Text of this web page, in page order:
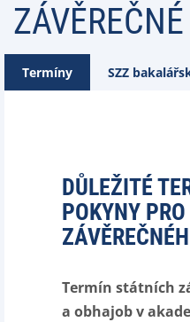
Termíny SZZ
DŮLEŽITÉ
POKYNY
Termín státních
a obhajob v